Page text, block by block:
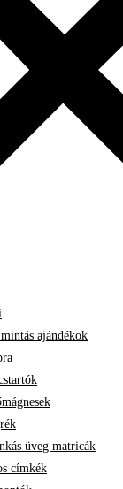
ajándékok
üveg matricák
címkék